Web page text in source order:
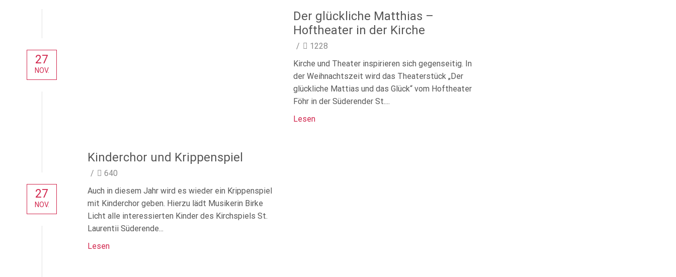
Der glückliche Matthias –
Hoftheater in der Kirche
/
1228
Kirche und Theater inspirieren sich gegenseitig. In
der Weihnachtszeit wird das Theaterstück „Der
glückliche Mattias und das Glück“ vom Hoftheater
Föhr in der Süderender St....
Lesen
27
NOV.
Kinderchor und Krippenspiel
/
640
Auch in diesem Jahr wird es wieder ein Krippenspiel
mit Kinderchor geben. Hierzu lädt Musikerin Birke
Licht alle interessierten Kinder des Kirchspiels St.
Laurentii Süderende...
Lesen
27
NOV.